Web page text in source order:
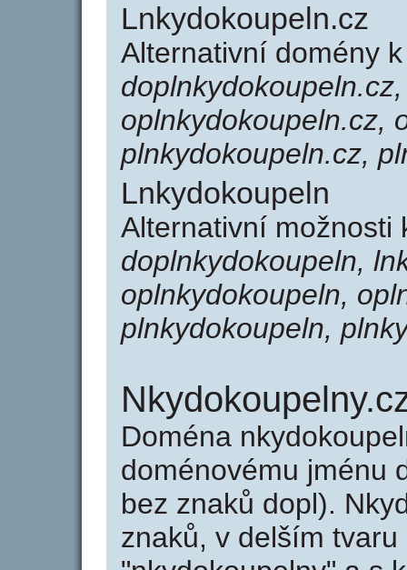
Lnkydokoupeln.cz
Alternativní domény
oplnkydokoupeln.cz,
plnkydokoupeln.cz,
Lnkydokoupeln
Alternativní možnosti
doplnkydokoupeln,
oplnkydokoupeln,
plnkydokoupeln,
Doména
doménovému jménu
bez znaků dopl).
znaků, v delším tvaru